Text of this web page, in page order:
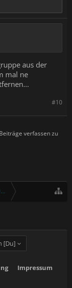
aus der
mal ne
#10
verfassen zu
& FRAGEN
[Du]
Impressum